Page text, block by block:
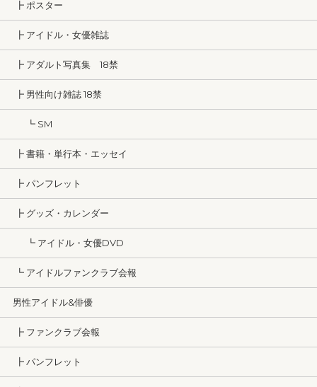
┣ ポスター
┣ アイドル・女優雑誌
┣ アダルト写真集 18禁
┣ 男性向け雑誌 18禁
┗ SM
┣ 書籍・単行本・エッセイ
┣ パンフレット
┣ グッズ・カレンダー
┗ アイドル・女優DVD
┗ アイドルファンクラブ会報
男性アイドル&俳優
┣ ファンクラブ会報
┣ パンフレット